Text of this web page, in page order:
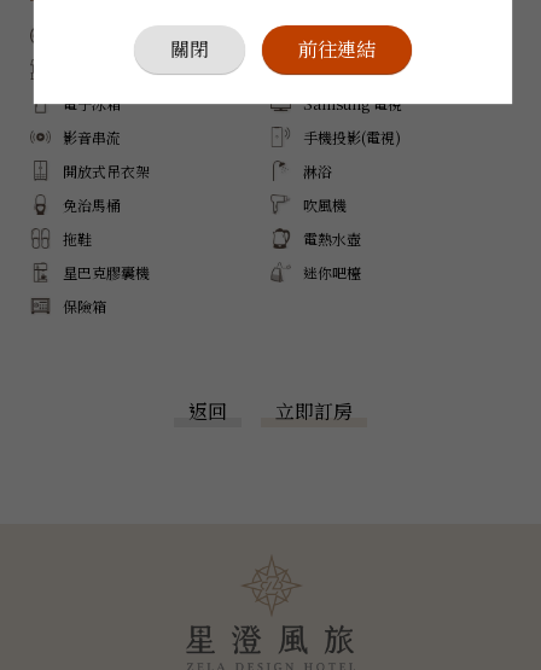
Wi-Fi
三菱空調
電子冰箱
Samsung 電視
影音串流
手機投影(電視)
開放式吊衣架
淋浴
免治馬桶
吹風機
拖鞋
電熱水壺
星巴克膠囊機
迷你吧檯
保險箱
返回 立即訂房
關閉 前往連結